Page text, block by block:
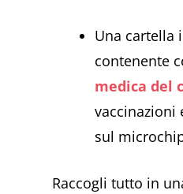
Una cartella
contenente
medica del
vaccinazioni
sul
Raccogli tutto in